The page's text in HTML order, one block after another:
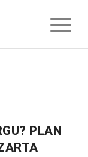
PLAN